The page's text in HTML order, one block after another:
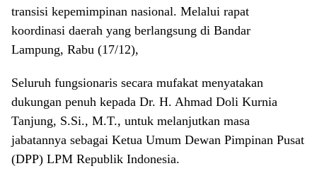
transisi kepemimpinan nasional. Melalui rapat
koordinasi daerah yang berlangsung di Bandar
Lampung, Rabu (17/12),
Seluruh fungsionaris secara mufakat menyatakan
dukungan penuh kepada Dr. H. Ahmad Doli Kurnia
Tanjung, S.Si., M.T., untuk melanjutkan masa
jabatannya sebagai Ketua Umum Dewan Pimpinan Pusat
(DPP) LPM Republik Indonesia.